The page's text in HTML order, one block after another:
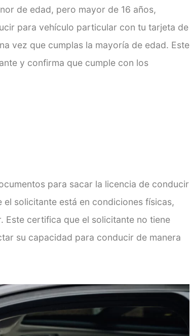
de edad, pero mayor de 16 años,
para vehículo particular con tu tarjeta de
vez que cumplas la mayoría de edad. Este
y confirma que cumple con los
para sacar la licencia de conducir
solicitante está en condiciones físicas,
Este certifica que el solicitante no tiene
su capacidad para conducir de manera